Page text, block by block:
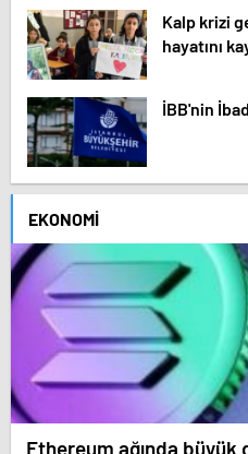
Kalp krizi
hayatını
İBB'nin
EKONOMI
Ethereum ağında